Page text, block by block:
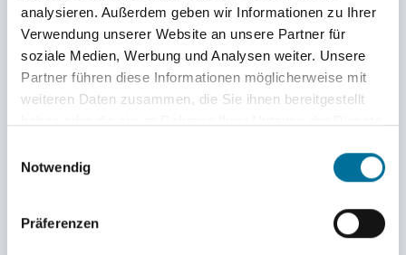
analysieren. Außerdem geben wir Informationen zu Ihrer
Verwendung unserer Website an unsere Partner für
soziale Medien, Werbung und Analysen weiter. Unsere
Partner führen diese Informationen möglicherweise mit
weiteren Daten zusammen, die Sie ihnen bereitgestellt
Notwendig
Präferenzen
flachen Stelle auf, handelten die Crews bedacht
und zügig, um wieder genügend Wasser unter
den Kiel zu bekommen. Ganz trocken blieben die
auf der Nordsee dann auch nicht. Immer wieder
duschte sie das überkommende Wasser mit
kräftigen Schwallen.